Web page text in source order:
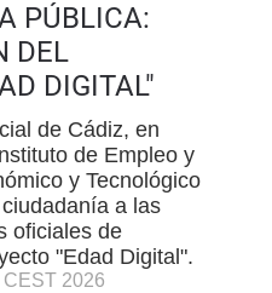
PÚBLICA:
DEL
DIGITAL"
de Cádiz, en
de Empleo y
y Tecnológico
a las
oficiales de
"Edad Digital".
CEST 2026